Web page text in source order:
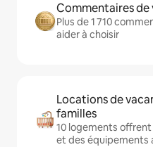
Commentaires de
Plus de 1 710
aider à choisir
Locations de
familles
10 logements
et des équipements